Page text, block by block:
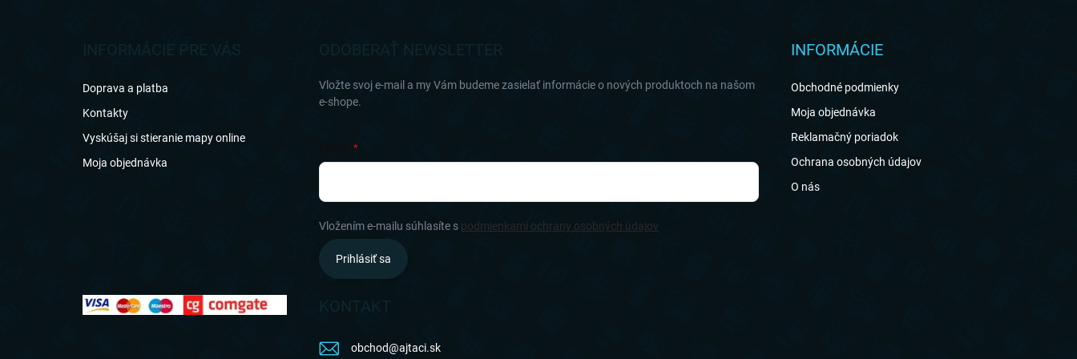
INFORMÁCIE PRE VÁS
Doprava a platba
Kontakty
Vyskúšaj si stieranie mapy online
Moja objednávka
ODOBERAŤ NEWSLETTER
Vložte svoj e-mail a my Vám budeme zasielať informácie o nových produktoch na našom
e-shope.
Vložením e-mailu súhlasíte s podmienkami ochrany osobných údajov
Prihlásiť sa
INFORMÁCIE
Obchodné podmienky
Moja objednávka
Reklamačný poriadok
Ochrana osobných údajov
O nás
KONTAKT
obchod@ajtaci.sk